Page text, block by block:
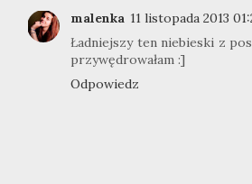
malenka 11 listopada 2013
Ładniejszy ten niebieski z
przywędrowałam :]
Odpowiedz